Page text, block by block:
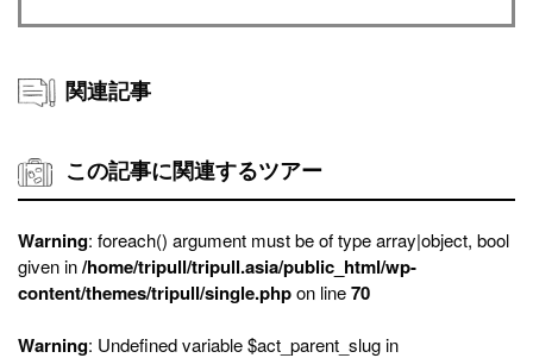
関連記事
この記事に関連するツアー
Warning: foreach() argument must be of type array|object, bool
given in/home/tripull/tripull.asia/public_html/wp-
content/themes/tripull/single.phpon line70
Warning: Undefined variable $act_parent_slug in